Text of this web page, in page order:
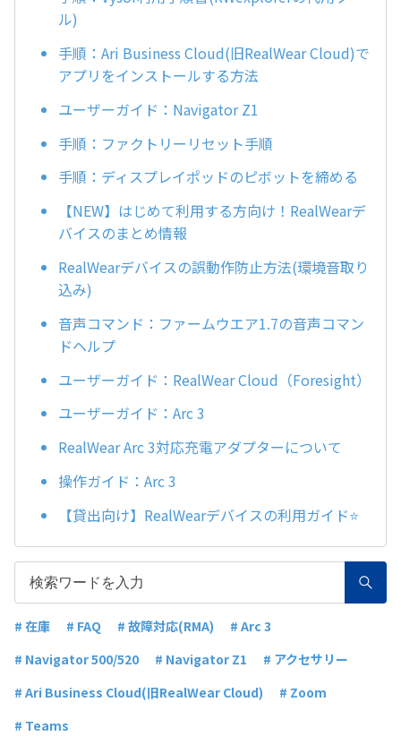
ル)
手順：Ari Business Cloud(旧RealWear Cloud)で
アプリをインストールする方法
ユーザーガイド：Navigator Z1
手順：ファクトリーリセット手順
手順：ディスプレイポッドのピボットを締める
【NEW】はじめて利用する方向け！RealWearデ
バイスのまとめ情報
RealWearデバイスの誤動作防止方法(環境音取り
込み)
音声コマンド：ファームウエア1.7の音声コマン
ドヘルプ
ユーザーガイド：RealWear Cloud（Foresight）
ユーザーガイド：Arc 3
RealWear Arc 3対応充電アダプターについて
操作ガイド：Arc 3
【貸出向け】RealWearデバイスの利用ガイド⭐
# 在庫 # FAQ # 故障対応(RMA)
# Arc 3
# Navigator 500/520
# Navigator Z1
# アクセサリー
# Ari Business Cloud(旧RealWear Cloud)
# Zoom
# Teams